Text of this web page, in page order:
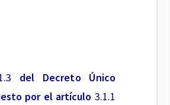
del Decreto Único
por el artículo 3.1.1